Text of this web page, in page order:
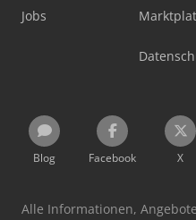
Jobs
Blog Facebook X
Alle Informationen,